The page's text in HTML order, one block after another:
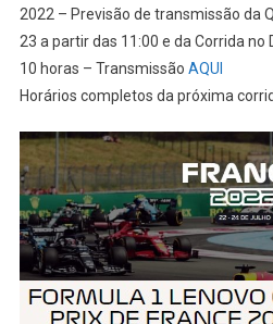
2022 – Previsão de transmissão da
23 a partir das 11:00 e da Corrida no
10 horas – Transmissão AQUI
Horários completos da próxima